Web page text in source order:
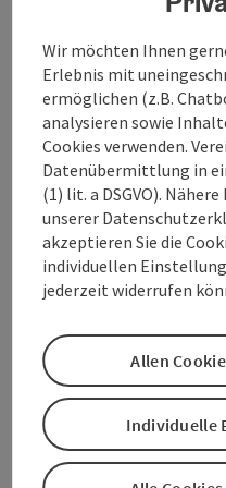
Öffnungszeiten
Anreise/Lage
Sportarten
Eignung
Barrierefreiheit
Beitrag merken
Wir möchten Ihnen
Erlebnis mit
ermöglichen (z.B.
analysieren sowie
Cookies verwenden.
Datenübermittlung in
(1) lit. a DSGVO).
unserer
akzeptieren Sie die
individuellen
jederzeit widerrufen
Individuelle
Allen